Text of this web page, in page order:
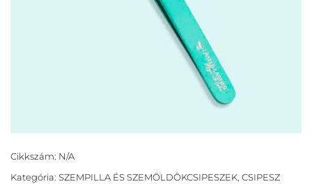
Cikkszám: N/A
Kategória: SZEMPILLA ÉS SZEMÖLDÖKCSIPESZEK, CSIPESZ